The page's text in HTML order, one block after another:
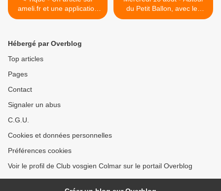
ameli.fr et une application
mobile pour participer à la
du Petit Ballon, avec les
séniors >
Hébergé par Overblog
Top articles
Pages
Contact
Signaler un abus
C.G.U.
Cookies et données personnelles
Préférences cookies
Voir le profil de Club vosgien Colmar sur le portail Overblog